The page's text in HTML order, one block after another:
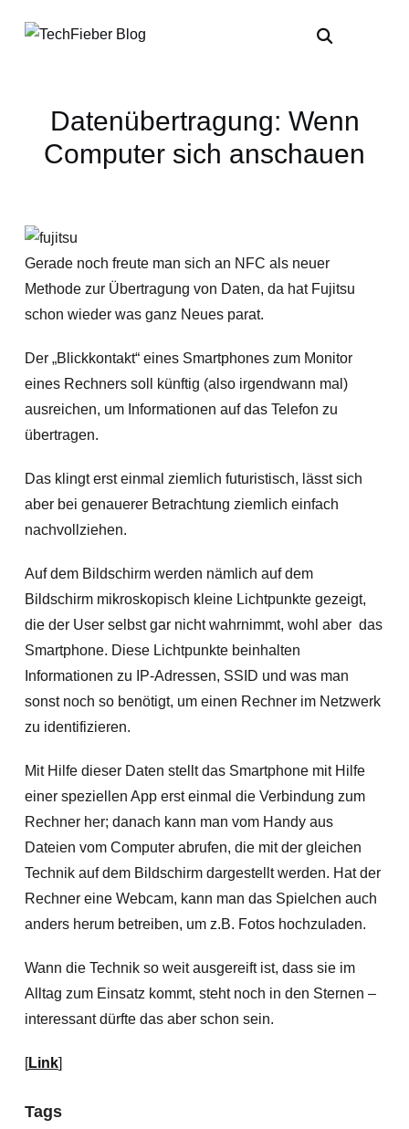
Datenübertragung: Wenn
Computer sich anschauen
Gerade noch freute man sich an NFC als neuer
Methode zur Übertragung von Daten, da hat Fujitsu
schon wieder was ganz Neues parat.
Der „Blickkontakt“ eines Smartphones zum Monitor
eines Rechners soll künftig (also irgendwann mal)
ausreichen, um Informationen auf das Telefon zu
übertragen.
Das klingt erst einmal ziemlich futuristisch, lässt sich
aber bei genauerer Betrachtung ziemlich einfach
nachvollziehen.
Auf dem Bildschirm werden nämlich auf dem
Bildschirm mikroskopisch kleine Lichtpunkte gezeigt,
die der User selbst gar nicht wahrnimmt, wohl aber das
Smartphone. Diese Lichtpunkte beinhalten
Informationen zu IP-Adressen, SSID und was man
sonst noch so benötigt, um einen Rechner im Netzwerk
zu identifizieren.
Mit Hilfe dieser Daten stellt das Smartphone mit Hilfe
einer speziellen App erst einmal die Verbindung zum
Rechner her; danach kann man vom Handy aus
Dateien vom Computer abrufen, die mit der gleichen
Technik auf dem Bildschirm dargestellt werden. Hat der
Rechner eine Webcam, kann man das Spielchen auch
anders herum betreiben, um z.B. Fotos hochzuladen.
Wann die Technik so weit ausgereift ist, dass sie im
Alltag zum Einsatz kommt, steht noch in den Sternen –
interessant dürfte das aber schon sein.
[Link]
Tags